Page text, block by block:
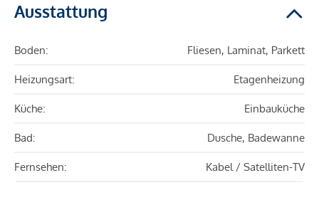
Ausstattung
Boden: Fliesen, Laminat, Parkett
Heizungsart: Etagenheizung
Küche: Einbauküche
Bad: Dusche, Badewanne
Fernsehen: Kabel / Satelliten-TV